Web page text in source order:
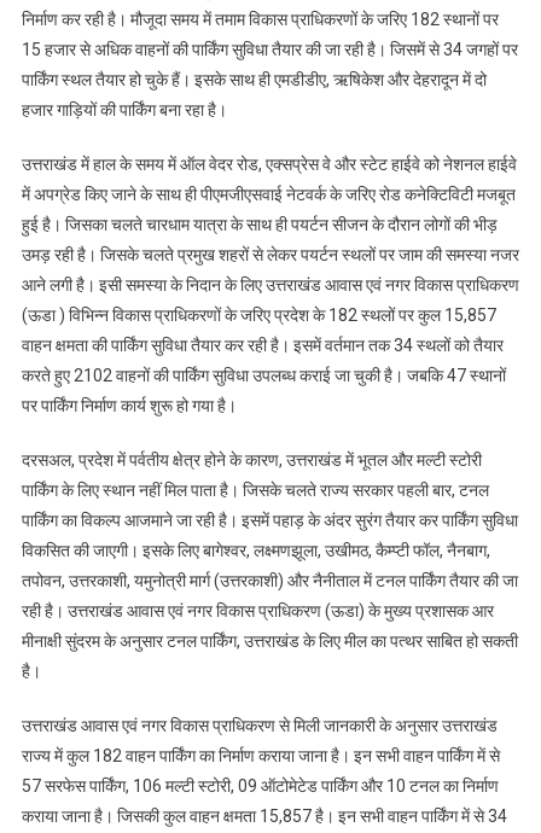
निर्माण कर रही है। मौजूदा समय में तमाम विकास प्राधिकरणों के जरिए 182 स्थानों पर
15 हजार से अधिक वाहनों की पार्किंग सुविधा तैयार की जा रही है। जिसमें से 34 जगहों पर
पार्किंग स्थल तैयार हो चुके हैं। इसके साथ ही एमडीडीए, ऋषिकेश और देहरादून में दो
हजार गाड़ियों की पार्किंग बना रहा है।
उत्तराखंड में हाल के समय में ऑल वेदर रोड, एक्सप्रेस वे और स्टेट हाईवे को नेशनल हाईवे
में अपग्रेड किए जाने के साथ ही पीएमजीएसवाई नेटवर्क के जरिए रोड कनेक्टिविटी मजबूत
हुई है। जिसका चलते चारधाम यात्रा के साथ ही पयर्टन सीजन के दौरान लोगों की भीड़
उमड़ रही है। जिसके चलते प्रमुख शहरों से लेकर पयर्टन स्थलों पर जाम की समस्या नजर
आने लगी है। इसी समस्या के निदान के लिए उत्तराखंड आवास एवं नगर विकास प्राधिकरण
(ऊडा ) विभिन्न विकास प्राधिकरणों के जरिए प्रदेश के 182 स्थलों पर कुल 15,857
वाहन क्षमता की पार्किंग सुविधा तैयार कर रही है। इसमें वर्तमान तक 34 स्थलों को तैयार
करते हुए 2102 वाहनों की पार्किंग सुविधा उपलब्ध कराई जा चुकी है। जबकि 47 स्थानों
पर पार्किंग निर्माण कार्य शुरू हो गया है।
दरसअल, प्रदेश में पर्वतीय क्षेत्र होने के कारण, उत्तराखंड में भूतल और मल्टी स्टोरी
पार्किंग के लिए स्थान नहीं मिल पाता है। जिसके चलते राज्य सरकार पहली बार, टनल
पार्किंग का विकल्प आजमाने जा रही है। इसमें पहाड़ के अंदर सुरंग तैयार कर पार्किंग सुविधा
विकसित की जाएगी। इसके लिए बागेश्वर, लक्ष्मणझूला, उखीमठ, कैम्प्टी फॉल, नैनबाग,
तपोवन, उत्तरकाशी, यमुनोत्री मार्ग (उत्तरकाशी) और नैनीताल में टनल पार्किंग तैयार की जा
रही है। उत्तराखंड आवास एवं नगर विकास प्राधिकरण (ऊडा) के मुख्य प्रशासक आर
मीनाक्षी सुंदरम के अनुसार टनल पार्किंग, उत्तराखंड के लिए मील का पत्थर साबित हो सकती
है।
उत्तराखंड आवास एवं नगर विकास प्राधिकरण से मिली जानकारी के अनुसार उत्तराखंड
राज्य में कुल 182 वाहन पार्किंग का निर्माण कराया जाना है। इन सभी वाहन पार्किंग में से
57 सरफेस पार्किंग, 106 मल्टी स्टोरी, 09 ऑटोमेटेड पार्किंग और 10 टनल का निर्माण
कराया जाना है। जिसकी कुल वाहन क्षमता 15,857 है। इन सभी वाहन पार्किंग में से 34